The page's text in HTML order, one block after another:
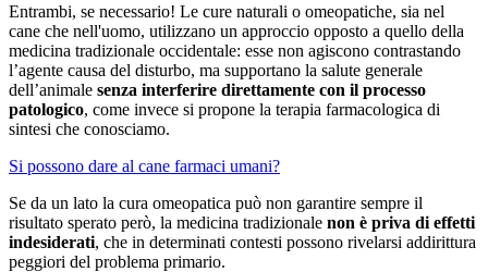
Entrambi, se necessario! Le cure naturali o omeopatiche, sia nel
cane che nell'uomo, utilizzano un approccio opposto a quello della
medicina tradizionale occidentale: esse non agiscono contrastando
l’agente causa del disturbo, ma supportano la salute generale
dell’animale senza interferire direttamente con il processo
patologico, come invece si propone la terapia farmacologica di
sintesi che conosciamo.
Si possono dare al cane farmaci umani?
Se da un lato la cura omeopatica può non garantire sempre il
risultato sperato però, la medicina tradizionale non è priva di effetti
indesiderati, che in determinati contesti possono rivelarsi addirittura
peggiori del problema primario.